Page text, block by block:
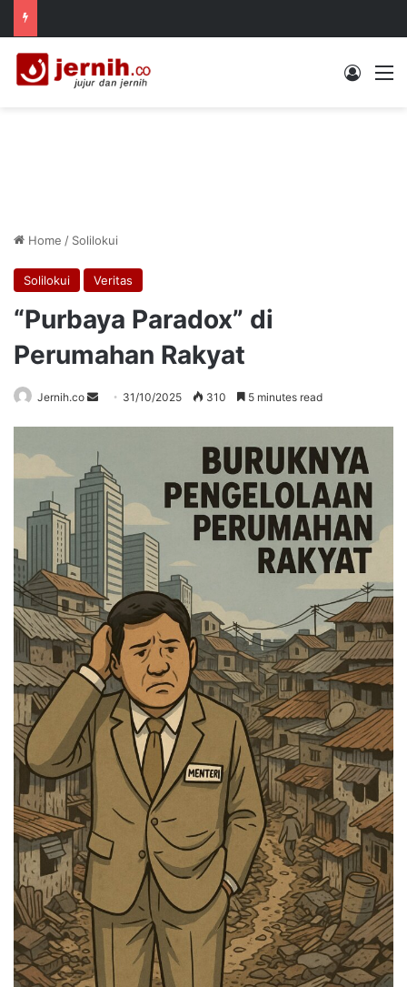
Log In
Home / Solilokui
Solilokui Veritas
“Purbaya Paradox” di
Perumahan Rakyat
Jernih.co
Send 31/10/2025 310 5 minutes read